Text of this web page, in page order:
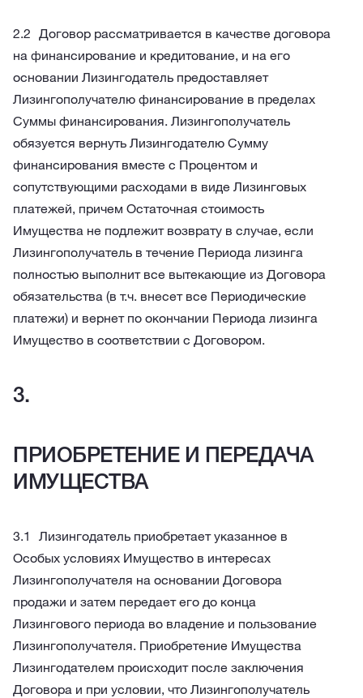
Договор рассматривается в качестве договора
на финансирование и кредитование, и на его
основании Лизингодатель предоставляет
Лизингополучателю финансирование в пределах
Суммы финансирования. Лизингополучатель
обязуется вернуть Лизингодателю Сумму
финансирования вместе с Процентом и
сопутствующими расходами в виде Лизинговых
платежей, причем Остаточная стоимость
Имущества не подлежит возврату в случае, если
Лизингополучатель в течение Периода лизинга
полностью выполнит все вытекающие из Договора
обязательства (в т.ч. внесет все Периодические
платежи) и вернет по окончании Периода лизинга
Имущество в соответствии с Договором.
ПРИОБРЕТЕНИЕ И ПЕРЕДАЧА
ИМУЩЕСТВА
Лизингодатель приобретает указанное в
Особых условиях Имущество в интересах
Лизингополучателя на основании Договора
продажи и затем передает его до конца
Лизингового периода во владение и пользование
Лизингополучателя. Приобретение Имущества
Лизингодателем происходит после заключения
Договора и при условии, что Лизингополучатель